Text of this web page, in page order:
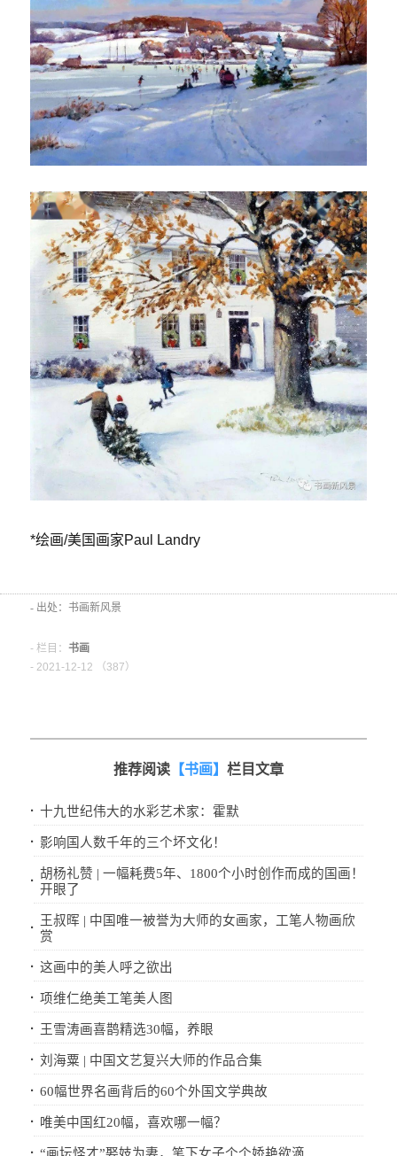
*绘画/美国画家Paul Landry
- 出处：书画新风景
- 栏目： 书画
- 2021-12-12 （387）
推荐阅读 【书画】 栏目文章
· 十九世纪伟大的水彩艺术家：霍默
· 影响国人数千年的三个坏文化！
· 胡杨礼赞 | 一幅耗费5年、1800个小时创作而成的国画！
开眼了
· 王叔晖 | 中国唯一被誉为大师的女画家，工笔人物画欣
赏
· 这画中的美人呼之欲出
· 项维仁绝美工笔美人图
· 王雪涛画喜鹊精选30幅，养眼
· 刘海粟 | 中国文艺复兴大师的作品合集
· 60幅世界名画背后的60个外国文学典故
· 唯美中国红20幅，喜欢哪一幅？
·